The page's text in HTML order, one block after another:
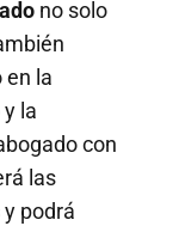
no solo
en la
la
con
las
y podrá